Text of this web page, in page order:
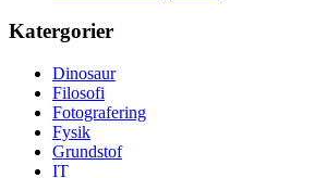
Katergorier
Dinosaur
Filosofi
Fotografering
Fysik
Grundstof
IT